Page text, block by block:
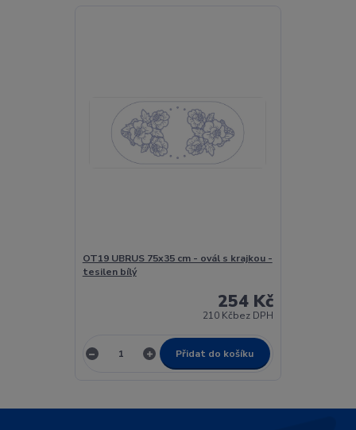
OT19 UBRUS 75x35 cm - ovál s krajkou -
tesilen bílý
254 Kč
210 Kčbez DPH
Přidat do košíku